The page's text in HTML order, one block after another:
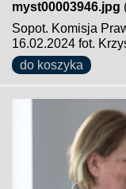
myst00003946.jpg
Sopot. Komisja
16.02.2024 fot.
do koszyka